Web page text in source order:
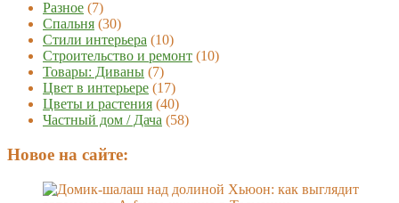
Разное (7)
Спальня (30)
Стили интерьера (10)
Строительство и ремонт (10)
Товары: Диваны (7)
Цвет в интерьере (17)
Цветы и растения (40)
Частный дом / Дача (58)
Новое на сайте: